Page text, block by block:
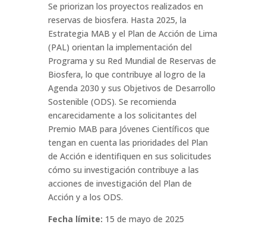
Se priorizan los proyectos realizados en
reservas de biosfera. Hasta 2025, la
Estrategia MAB y el Plan de Acción de Lima
(PAL) orientan la implementación del
Programa y su Red Mundial de Reservas de
Biosfera, lo que contribuye al logro de la
Agenda 2030 y sus Objetivos de Desarrollo
Sostenible (ODS). Se recomienda
encarecidamente a los solicitantes del
Premio MAB para Jóvenes Científicos que
tengan en cuenta las prioridades del Plan
de Acción e identifiquen en sus solicitudes
cómo su investigación contribuye a las
acciones de investigación del Plan de
Acción y a los ODS.
Fecha límite: 15 de mayo de 2025